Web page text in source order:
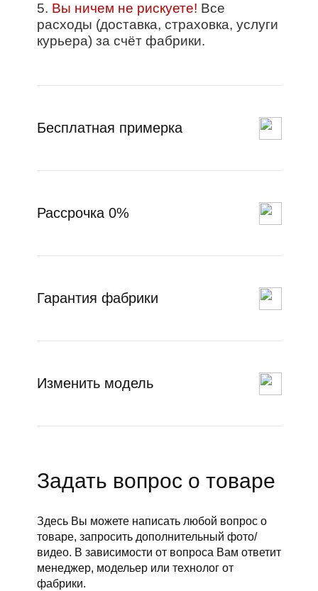
5. Вы ничем не рискуете! Все
расходы (доставка, страховка, услуги
курьера) за счёт фабрики.
Бесплатная примерка
Рассрочка 0%
Гарантия фабрики
Изменить модель
Задать вопрос о товаре
Здесь Вы можете написать любой вопрос о
товаре, запросить дополнительный фото/
видео. В зависимости от вопроса Вам ответит
менеджер, модельер или технолог от
фабрики.